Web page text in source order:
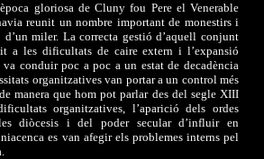
gloriosa de Cluny fou Pere el Venerable
reunit un nombre important de monestirs i
miler. La correcta gestió d’aquell conjunt
a les dificultats de caire extern i l’expansió
va conduir poc a poc a un estat de decadència
organitzatives van portar a un control més
manera que hom pot parlar des del segle XIII
organitzatives, l’aparició dels ordes
diòcesis i del poder secular d’influir en
es van afegir els problemes interns pel